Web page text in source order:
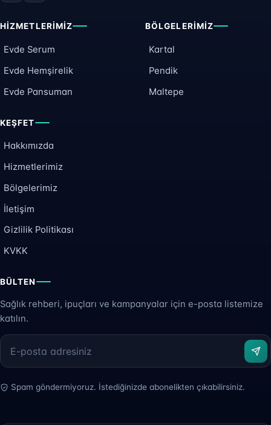
HIZMETLERIMIZ
Evde Serum
Evde Hemşirelik
Evde Pansuman
BÖLGELERIMIZ
Kartal
Pendik
Maltepe
KEŞFET
Hakkımızda
Hizmetlerimiz
Bölgelerimiz
İletişim
Gizlilik Politikası
KVKK
BÜLTEN
Sağlık rehberi, ipuçları ve kampanyalar için e-posta listemize
katılın.
Spam göndermiyoruz. İstediğinizde abonelikten çıkabilirsiniz.